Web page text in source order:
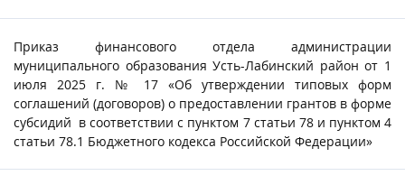
Приказ финансового отдела администрации
муниципального образования Усть-Лабинский район от 1
июля 2025 г. № 17 «Об утверждении типовых форм
соглашений (договоров) о предоставлении грантов в форме
субсидий в соответствии с пунктом 7 статьи 78 и пунктом 4
статьи 78.1 Бюджетного кодекса Российской Федерации»